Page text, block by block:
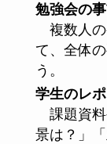
勉強会の
複数人の
て、全体
う。
学生のレ
課題資料
景は？」